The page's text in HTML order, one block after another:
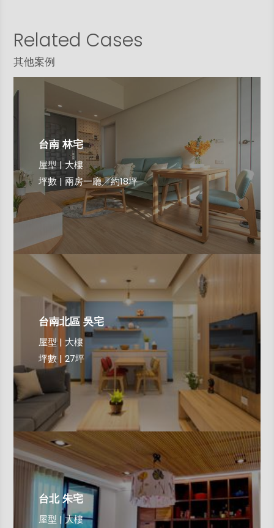
Related Cases
其他案例
台南 林宅
屋型 | 大樓
坪數 | 兩房一廳╱約18坪
台南北區 吳宅
屋型 | 大樓
坪數 | 27坪
台北 朱宅
屋型 | 大樓